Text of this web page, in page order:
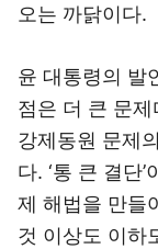
오는 까닭이다.
윤 대통령의 발
점은 더 큰 문제
강제동원 문제
다. ‘통 큰 결단
제 해법을 만들
것 이상도 이하